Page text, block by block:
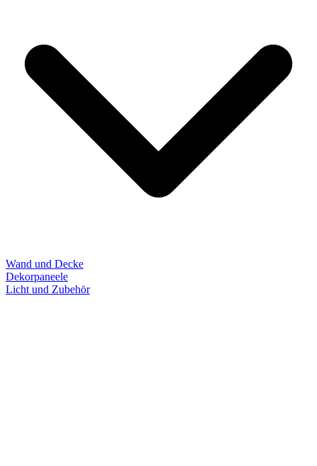
Wand und Decke
Dekorpaneele
Licht und Zubehör